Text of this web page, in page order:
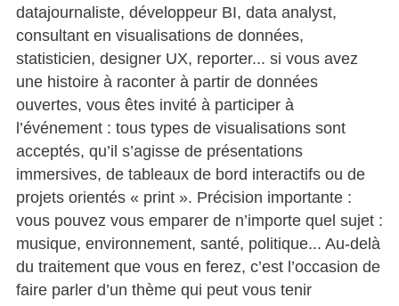
datajournaliste, développeur BI, data analyst,
consultant en visualisations de données,
statisticien, designer UX, reporter... si vous avez
une histoire à raconter à partir de données
ouvertes, vous êtes invité à participer à
l’événement : tous types de visualisations sont
acceptés, qu’il s’agisse de présentations
immersives, de tableaux de bord interactifs ou de
projets orientés « print ». Précision importante :
vous pouvez vous emparer de n’importe quel sujet :
musique, environnement, santé, politique... Au-delà
du traitement que vous en ferez, c’est l’occasion de
faire parler d’un thème qui peut vous tenir